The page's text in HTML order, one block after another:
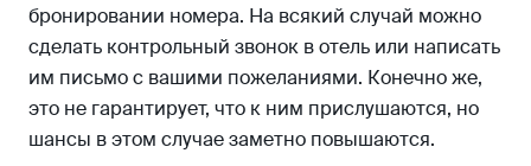
бронировании номера. На всякий случай можно
сделать контрольный звонок в отель или написать
им письмо с вашими пожеланиями. Конечно же,
это не гарантирует, что к ним прислушаются, но
шансы в этом случае заметно повышаются.